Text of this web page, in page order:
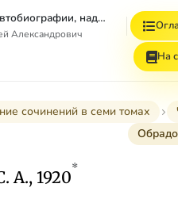
Том 7. Книга 1. Автобиографии, надписи и др
Александрович
На
сочинений в семи томах
А., 1920*